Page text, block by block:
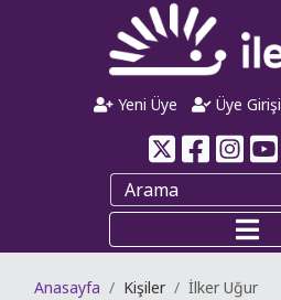
Yeni Üye Üye Girişi
Anasayfa Kişiler İlker Uğur